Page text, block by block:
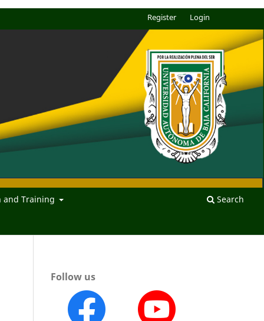
and Training Search
Register Login
Follow us